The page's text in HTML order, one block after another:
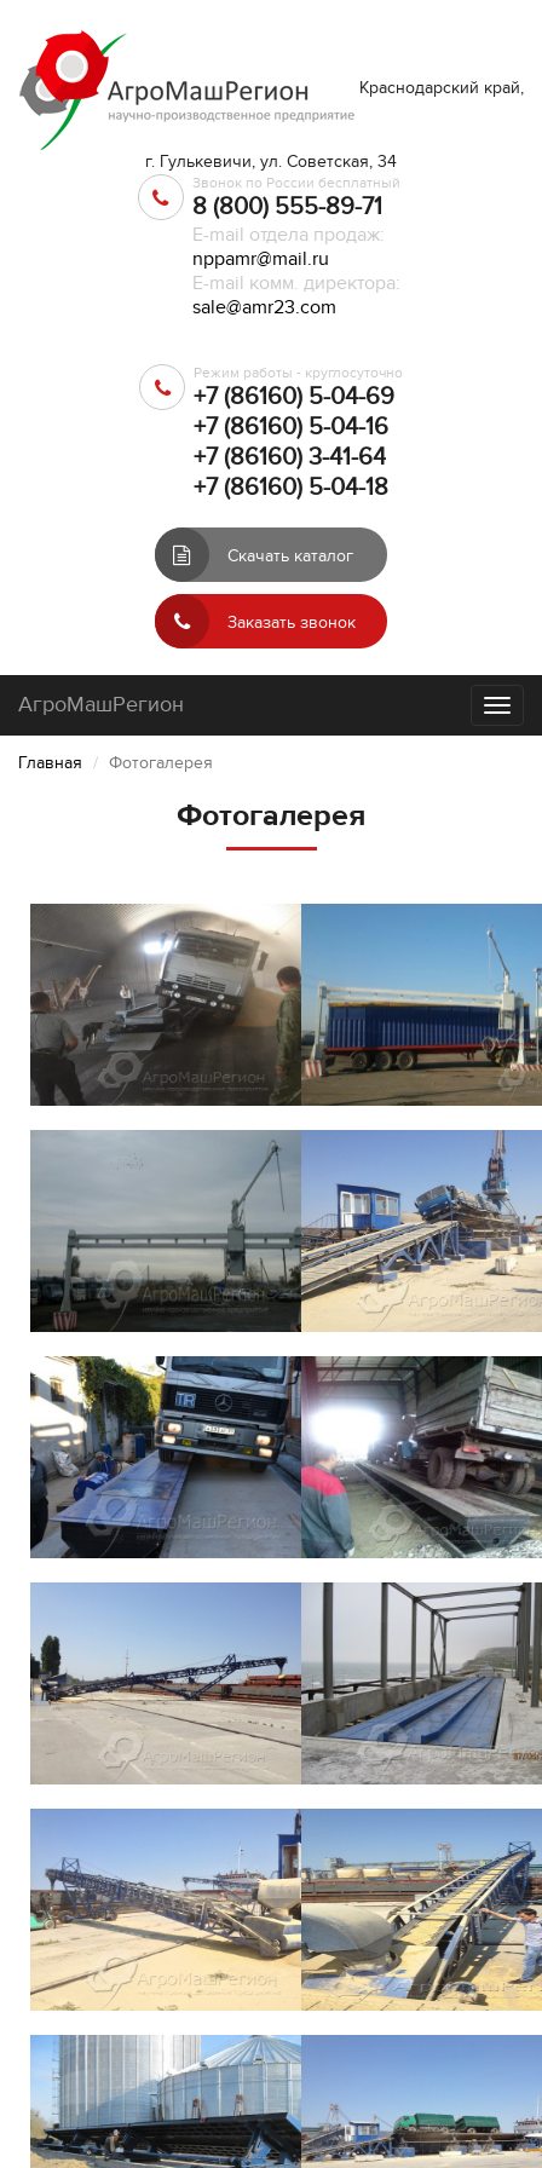
Краснодарский край,
г. Гулькевичи, ул. Советская, 34
Звонок по России бесплатный
8 (800) 555-89-71
E-mail отдела продаж:
nppamr@mail.ru
E-mail комм. директора:
sale@amr23.com
Режим работы - круглосуточно
+7 (86160) 5-04-69
+7 (86160) 5-04-16
+7 (86160) 3-41-64
+7 (86160) 5-04-18
Скачать каталог
Заказать звонок
АгроМашРегион
Главная Фотогалерея
Фотогалерея